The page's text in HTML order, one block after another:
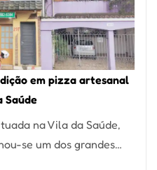
Tornou
Um
dos
Restaurantes
Mais
de
Pinheiros
em pizza artesanal
Saúde
na Vila da Saúde,
se um dos grandes…